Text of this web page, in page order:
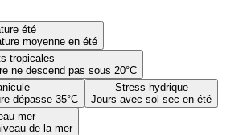
été
moyenne en été
tropicales
ne descend pas sous 20°C
dépasse 35°C
Stress hydrique
Jours avec sol sec en été
mer
de la mer